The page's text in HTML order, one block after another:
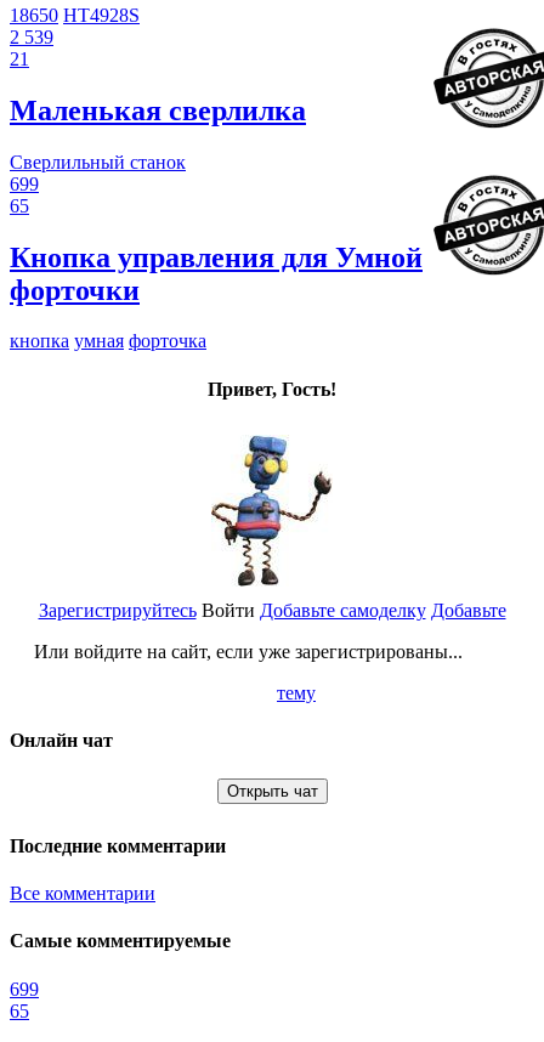
18650 HT4928S
2 539
21
Маленькая сверлилка
Сверлильный станок
699
65
Кнопка управления для Умной
форточки
кнопка умная форточка
Привет, Гость!
Зарегистрируйтесь
Или войдите на сайт, если уже зарегистрированы...
Войти Добавьте самоделку Добавьте
тему
Онлайн чат
Открыть чат
Последние комментарии
Все комментарии
Самые комментируемые
699
65